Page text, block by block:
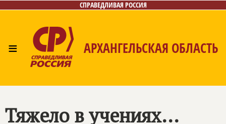
СПРАВЕДЛИВАЯ РОССИЯ
≡ АРХАНГЕЛЬСКАЯ ОБЛАСТЬ
Тяжело в учениях...